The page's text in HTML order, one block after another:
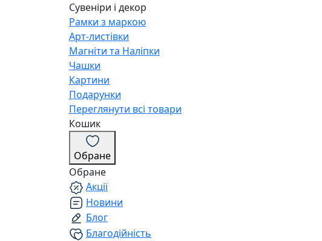
Сувеніри і декор
Рамки з маркою
Арт-листівки
Магніти та Наліпки
Чашки
Картини
Подарунки
Переглянути всі товари
Кошик
Обране
Обране
Акції
Новини
Блог
Благодійність